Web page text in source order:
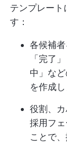
テンプレート
す：
各候補者
「完了
中」な
を作成し
役割、カ
採用フ
ことで